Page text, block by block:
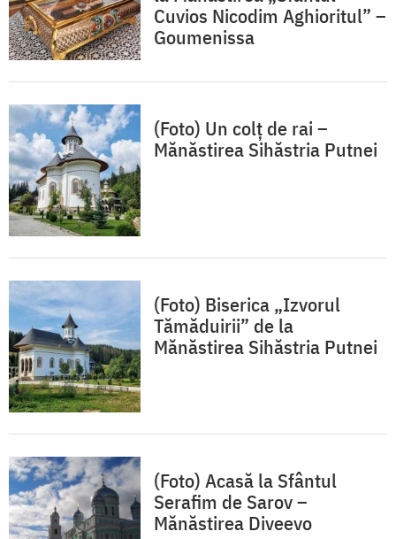
Cuvios Nicodim Aghioritul” –
Goumenissa
(Foto) Un colț de rai –
Mănăstirea Sihăstria Putnei
(Foto) Biserica „Izvorul
Tămăduirii” de la
Mănăstirea Sihăstria Putnei
(Foto) Acasă la Sfântul
Serafim de Sarov –
Mănăstirea Diveevo